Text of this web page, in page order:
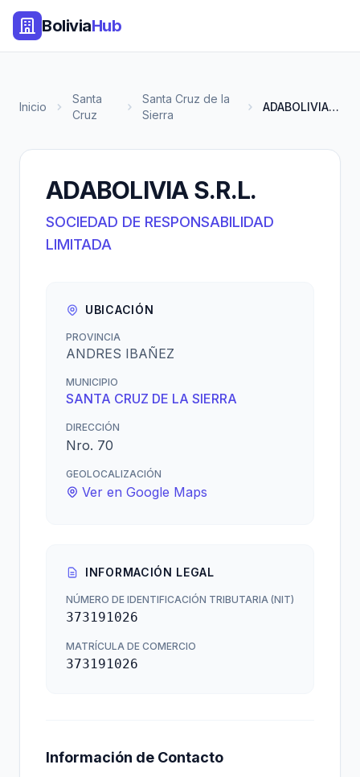
BoliviaHub
Inicio
Santa
Cruz
Santa Cruz de la
Sierra
ADABOLIVIA S.R.L.
ADABOLIVIA S.R.L.
SOCIEDAD DE RESPONSABILIDAD
LIMITADA
UBICACIÓN
PROVINCIA
ANDRES IBAÑEZ
MUNICIPIO
SANTA CRUZ DE LA SIERRA
DIRECCIÓN
Nro. 70
GEOLOCALIZACIÓN
Ver en Google Maps
INFORMACIÓN LEGAL
NÚMERO DE IDENTIFICACIÓN TRIBUTARIA (NIT)
373191026
MATRÍCULA DE COMERCIO
373191026
Información de Contacto